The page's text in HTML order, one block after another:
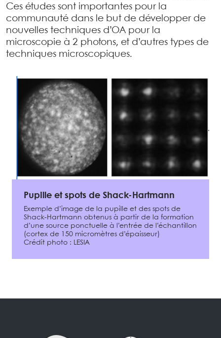
Ces études sont importantes pour la
communauté dans le but de développer de
nouvelles techniques d’OA pour la
microscopie à 2 photons, et d’autres types de
techniques microscopiques.
Pupille et spots de Shack-Hartmann
Exemple d’image de la pupille et des spots de
Shack-Hartmann obtenus à partir de la formation
d’une source ponctuelle à l’entrée de l’échantillon
(cortex de 150 micromètres d’épaisseur)
Crédit photo : LESIA